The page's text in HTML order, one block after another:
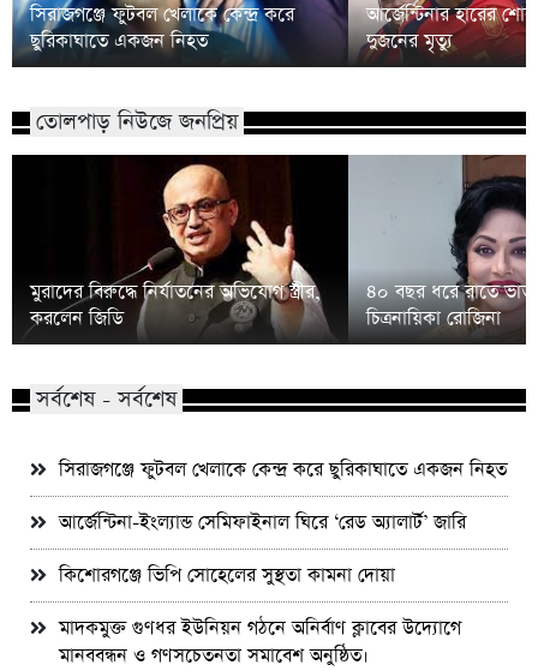
সিরাজগঞ্জে ফুটবল খেলাকে কেন্দ্র করে
ছুরিকাঘাতে একজন নিহত
আর্জেন্টিনার হারের
দুজনের মৃত্যু
তোলপাড় নিউজে জনপ্রিয়
মুরাদের বিরুদ্ধে নির্যাতনের অভিযোগ স্ত্রীর,
করলেন জিডি
৪০ বছর ধরে রাতে ভাত
চিত্রনায়িকা রোজিনা
সর্বশেষ - সর্বশেষ
সিরাজগঞ্জে ফুটবল খেলাকে কেন্দ্র করে ছুরিকাঘাতে একজন নিহত
আর্জেন্টিনা-ইংল্যান্ড সেমিফাইনাল ঘিরে ‘রেড অ্যালার্ট’ জারি
কিশোরগঞ্জে ভিপি সোহেলের সুস্থতা কামনা দোয়া
মাদকমুক্ত গুণধর ইউনিয়ন গঠনে অনির্বাণ ক্লাবের উদ্যোগে
মানববন্ধন ও গণসচেতনতা সমাবেশ অনুষ্ঠিত।